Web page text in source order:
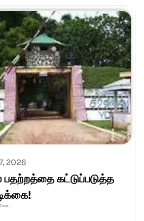
2026
கட்டுப்படுத்த